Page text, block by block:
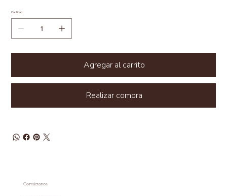
Cantidad
Agregar al carrito
Realizar compra
Contáctanos